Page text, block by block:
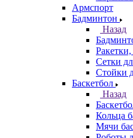
Армспорт
Бадминтон
Назад
Сетки
Стойки
Баскетбол
Назад
Кольца
Мячи